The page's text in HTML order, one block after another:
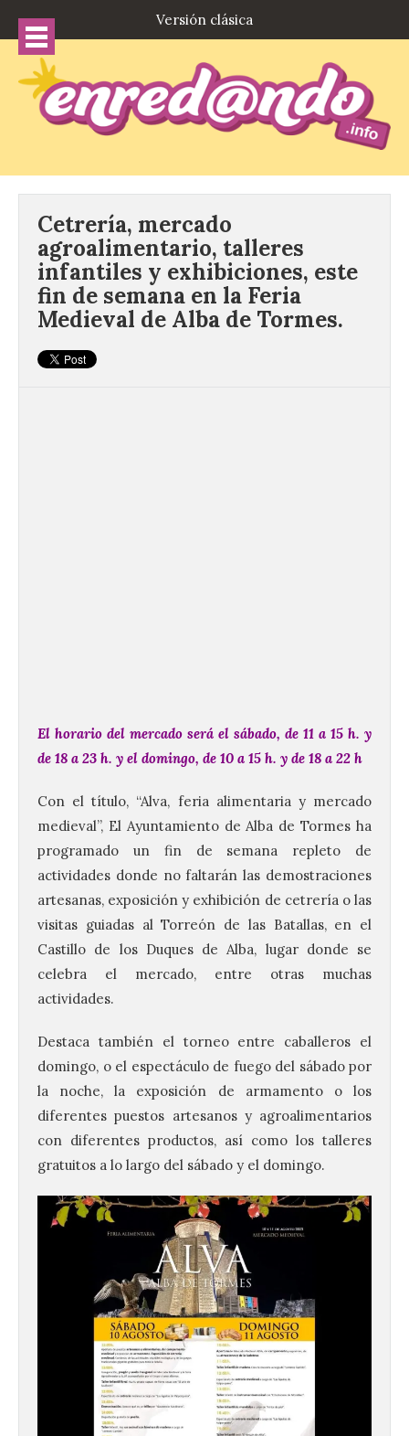
Versión clásica
Cetrería, mercado
agroalimentario, talleres
infantiles y exhibiciones, este
fin de semana en la Feria
Medieval de Alba de Tormes.
El horario del mercado será el sábado, de 11 a 15 h. y
de 18 a 23 h. y el domingo, de 10 a 15 h. y de 18 a 22 h
Con el título, “Alva, feria alimentaria y mercado
medieval”, El Ayuntamiento de Alba de Tormes ha
programado un fin de semana repleto de
actividades donde no faltarán las demostraciones
artesanas, exposición y exhibición de cetrería o las
visitas guiadas al Torreón de las Batallas, en el
Castillo de los Duques de Alba, lugar donde se
celebra el mercado, entre otras muchas
actividades.
Destaca también el torneo entre caballeros el
domingo, o el espectáculo de fuego del sábado por
la noche, la exposición de armamento o los
diferentes puestos artesanos y agroalimentarios
con diferentes productos, así como los talleres
gratuitos a lo largo del sábado y el domingo.
La Comisión actualiza su
programa insignia de
prácticas Blue Book,
abriéndolo a titulados de